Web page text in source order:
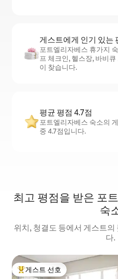
게스트에게 인기 있는
포트엘리자베스 휴가지
프 체크인, 헬스장, 바비
이 찾습니다.
평균 평점 4.7점
포트엘리자베스 숙소의
중 4.7점입니다.
최고 평점을 받은 포
숙
위치, 청결도 등에서 게스트
다.
상위 게스트 선호
게스트 선호